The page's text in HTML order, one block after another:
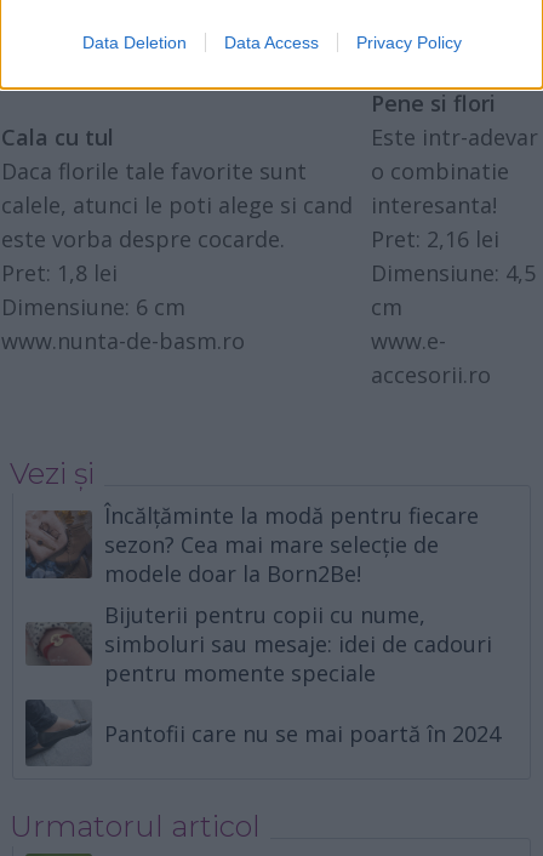
Data Deletion Data Access Privacy Policy
Cala cu tul
Daca florile tale favorite sunt
calele, atunci le poti alege si cand
este vorba despre cocarde.
Pret: 1,8 lei
Dimensiune: 6 cm
www.nunta-de-basm.ro
Pene si flori
Este intr-adevar
o combinatie
interesanta!
Pret: 2,16 lei
Dimensiune: 4,5
cm
www.e-
accesorii.ro
Vezi și
Încălțăminte la modă pentru fiecare
sezon? Cea mai mare selecție de
modele doar la Born2Be!
Bijuterii pentru copii cu nume,
simboluri sau mesaje: idei de cadouri
pentru momente speciale
Pantofii care nu se mai poartă în 2024
Urmatorul articol